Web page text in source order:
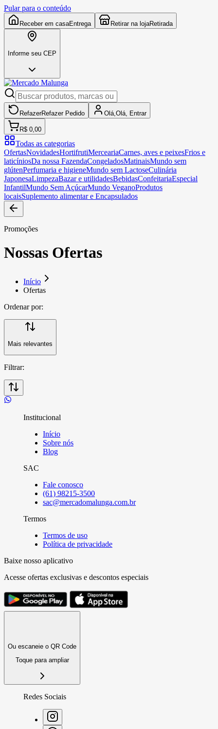
Pular para o conteúdo
Receber em casaEntrega Retirar na lojaRetirada
Informe seu CEP
RefazerRefazer Pedido Olá, Olá, Entrar
R$ 0,00
Todas as categorias
OfertasNovidadesHortifrutiMerceariaCarnes, aves e peixesFrios e
laticíniosDa nossa FazendaCongeladosMatinaisMundo sem
glútenPerfumaria e higieneMundo sem LactoseCulinária
JaponesaLimpezaBazar e utilidadesBebidasConfeitariaEspecial
InfantilMundo Sem AçúcarMundo VeganoProdutos
locaisSuplemento alimentar e Encapsulados
Promoções
Nossas Ofertas
Início
Ofertas
Ordenar por:
Mais relevantes
Filtrar:
Institucional
Início
Sobre nós
Blog
SAC
Fale conosco
(61) 98215-3500
sac@mercadomalunga.com.br
Termos
Termos de uso
Política de privacidade
Baixe nosso aplicativo
Acesse ofertas exclusivas e descontos especiais
Ou escaneie o QR Code
Toque para ampliar
Redes Sociais